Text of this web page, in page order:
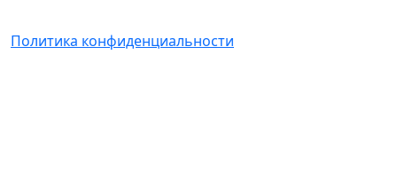
Политика конфиденциальности